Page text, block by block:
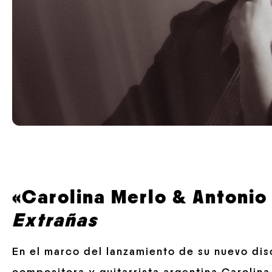
«Carolina Merlo &
Extrañas
En el marco del lanzamiento de su nuevo